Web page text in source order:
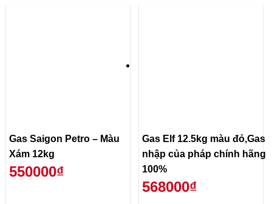
Gas Saigon Petro – Màu
Xám 12kg
550000₫
Gas Elf 12.5kg màu đỏ,Gas
nhập của pháp chính hãng
100%
568000₫